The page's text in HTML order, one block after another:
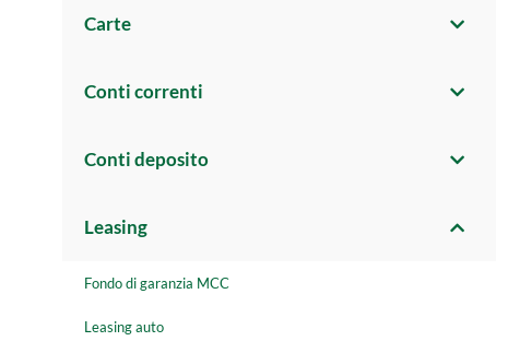
Carte
Conti correnti
Conti deposito
Leasing
Fondo di garanzia MCC
Leasing auto